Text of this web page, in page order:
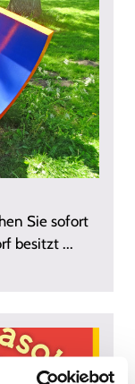
Sie sofort
besitzt ...